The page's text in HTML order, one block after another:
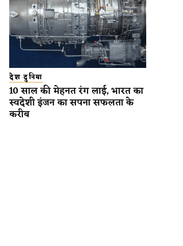
देश दुनिया
10 साल की मेहनत रंग लाई, भारत का
स्वदेशी इंजन का सपना सफलता के
करीब